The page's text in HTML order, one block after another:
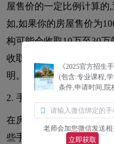
屋售价的一定比例计算的
如,如果你的房屋售价为
构可能会收取10万至30
收取方韩国中介机构可能
明。
2. 手续费
在房屋买卖过程中,可能
些手续费可能会包括文件
《2025官方招生手
(包含:专业课程,
条件,申请时间,院
老师会加您微信发送
立即获取